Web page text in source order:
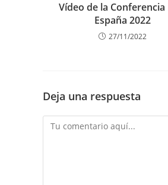
Vídeo de la Conferencia
España 2022
27/11/2022
Deja una respuesta
Comentario